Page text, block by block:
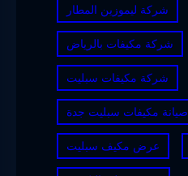
شركة ليموزين المطار
شركة مكيفات بالرياض
شركة مكيفات سبليت
صيانة مكيفات سبليت جدة
عرض مكيف سبليت